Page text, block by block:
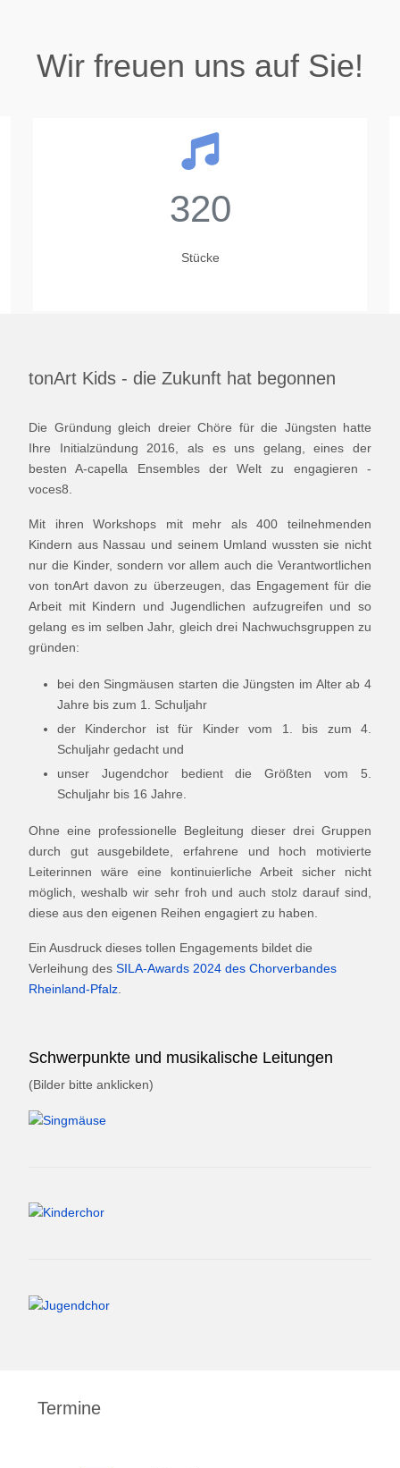
Wir freuen uns auf Sie!
320
Stücke
tonArt Kids - die Zukunft hat begonnen
Die Gründung gleich dreier Chöre für die Jüngsten hatte
Ihre Initialzündung 2016, als es uns gelang, eines der
besten A-capella Ensembles der Welt zu engagieren -
voces8.
Mit ihren Workshops mit mehr als 400 teilnehmenden
Kindern aus Nassau und seinem Umland wussten sie nicht
nur die Kinder, sondern vor allem auch die Verantwortlichen
von tonArt davon zu überzeugen, das Engagement für die
Arbeit mit Kindern und Jugendlichen aufzugreifen und so
gelang es im selben Jahr, gleich drei Nachwuchsgruppen zu
gründen:
bei den Singmäusen starten die Jüngsten im Alter ab 4
Jahre bis zum 1. Schuljahr
der Kinderchor ist für Kinder vom 1. bis zum 4.
Schuljahr gedacht und
unser Jugendchor bedient die Größten vom 5.
Schuljahr bis 16 Jahre.
Ohne eine professionelle Begleitung dieser drei Gruppen
durch gut ausgebildete, erfahrene und hoch motivierte
Leiterinnen wäre eine kontinuierliche Arbeit sicher nicht
möglich, weshalb wir sehr froh und auch stolz darauf sind,
diese aus den eigenen Reihen engagiert zu haben.
Ein Ausdruck dieses tollen Engagements bildet die
Verleihung des SILA-Awards 2024 des Chorverbandes
Rheinland-Pfalz
Schwerpunkte und musikalische Leitungen
(Bilder bitte anklicken)
Termine